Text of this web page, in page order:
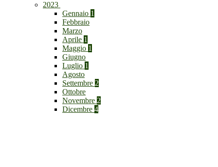
2023
Gennaio 1
Febbraio
Marzo
Aprile 1
Maggio 1
Giugno
Luglio 1
Agosto
Settembre 2
Ottobre
Novembre 2
Dicembre 4